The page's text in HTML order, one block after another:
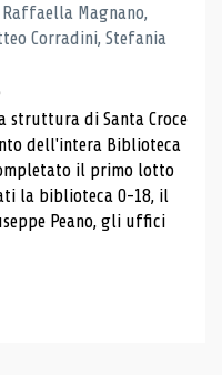
Raffaella Magnano,
Corradini, Stefania
di Santa Croce
dell'intera Biblioteca
il primo lotto
la biblioteca 0-18, il
Peano, gli uffici